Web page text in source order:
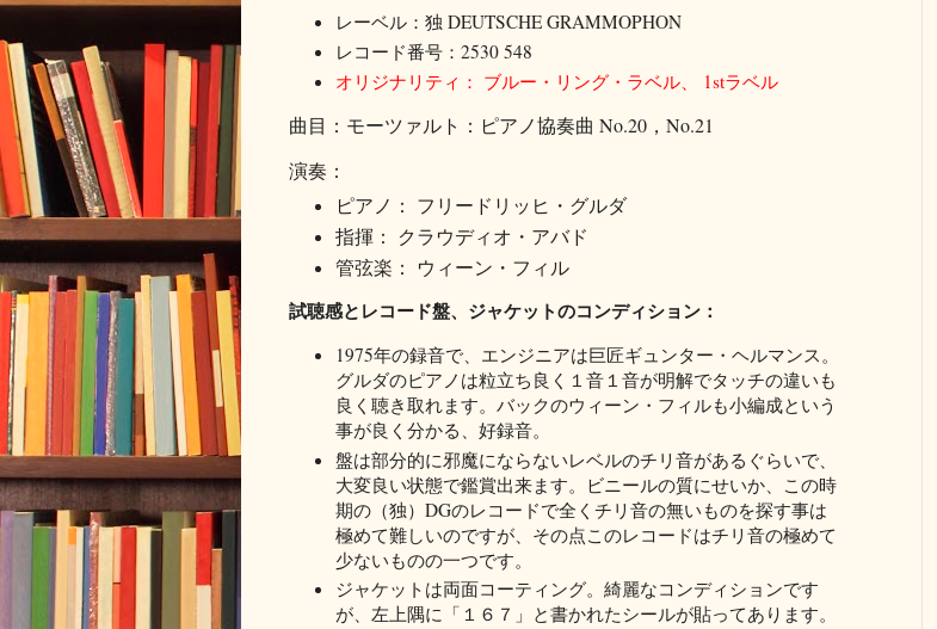
レーベル：独 DEUTSCHE GRAMMOPHON
レコード番号：2530 548
オリジナリティ： ブルー・リング・ラベル、 1stラベル
曲目：モーツァルト：ピアノ協奏曲 No.20，No.21
演奏：
ピアノ： フリードリッヒ・グルダ
指揮： クラウディオ・アバド
管弦楽：
ウィーン・フィル
試聴感とレコード盤、ジャケットのコンディション：
1975年の録音で、エンジニアは巨匠ギュンター・ヘルマンス。
グルダのピアノは粒立ち良く１音１音が明解でタッチの違いも
良く聴き取れます。バックのウィーン・フィルも小編成という
事が良く分かる、好録音。
盤は部分的に邪魔にならないレベルのチリ音があるぐらいで、
大変良い状態で鑑賞出来ます。ビニールの質にせいか、この時
期の（独）DGのレコードで全くチリ音の無いものを探す事は
極めて難しいのですが、その点このレコードはチリ音の極めて
少ないものの一つです。
ジャケットは両面コーティング。綺麗なコンディションです
が、左上隅に「１６７」と書かれたシールが貼ってあります。